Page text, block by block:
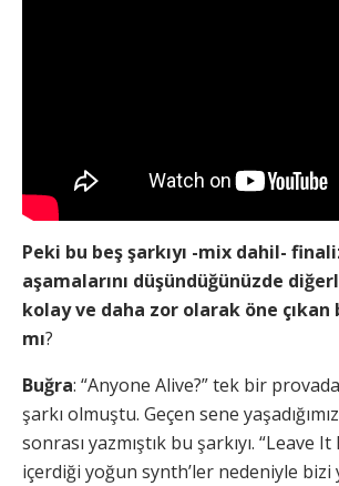
Peki bu beş şarkıyı -mix dahil-
aşamalarını düşündüğünüzde
kolay ve daha zor olarak öne
mı?
Buğra: “Anyone Alive?” tek bir
şarkı olmuştu. Geçen sene
sonrası yazmıştık bu şarkıyı. “Leave
içerdiği yoğun synth’ler nedeniyle bizi